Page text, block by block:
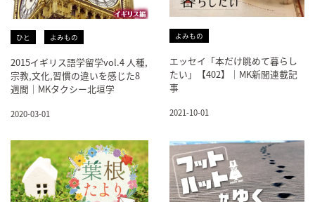
ひと よみもの
2015イギリス語学留学vol.4 人種,
宗教,文化,習慣の違いを感じた8
週間｜MKタクシー北垣学
2020-03-01
よみもの
エッセイ「本だけ眺めて暮らし
たい」【402】｜MK新聞連載記
事
2021-10-01